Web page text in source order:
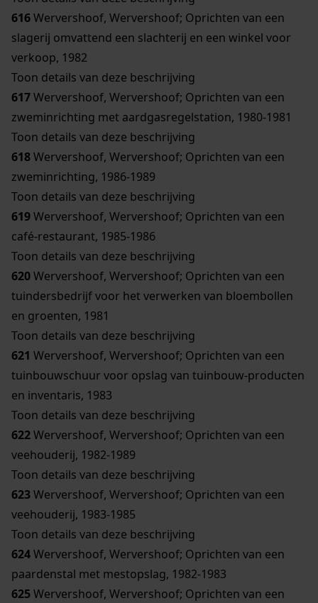
616Wervershoof, Wervershoof; Oprichten van een
slagerij omvattend een slachterij en een winkel voor
verkoop, 1982
Toon details van deze beschrijving
617Wervershoof, Wervershoof; Oprichten van een
zweminrichting met aardgasregelstation, 1980-1981
Toon details van deze beschrijving
618Wervershoof, Wervershoof; Oprichten van een
zweminrichting, 1986-1989
Toon details van deze beschrijving
619Wervershoof, Wervershoof; Oprichten van een
café-restaurant, 1985-1986
Toon details van deze beschrijving
620Wervershoof, Wervershoof; Oprichten van een
tuindersbedrijf voor het verwerken van bloembollen
en groenten, 1981
Toon details van deze beschrijving
621 Wervershoof, Wervershoof; Oprichten van een
tuinbouwschuur voor opslag van tuinbouw-producten
en inventaris, 1983
Toon details van deze beschrijving
622Wervershoof, Wervershoof; Oprichten van een
veehouderij, 1982-1989
Toon details van deze beschrijving
623Wervershoof, Wervershoof; Oprichten van een
veehouderij, 1983-1985
Toon details van deze beschrijving
624Wervershoof, Wervershoof; Oprichten van een
paardenstal met mestopslag, 1982-1983
625Wervershoof, Wervershoof; Oprichten van een